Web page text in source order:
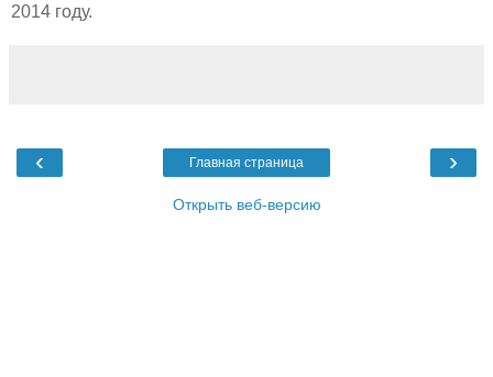
2014 году.
‹ ›
Главная страница
Открыть веб-версию